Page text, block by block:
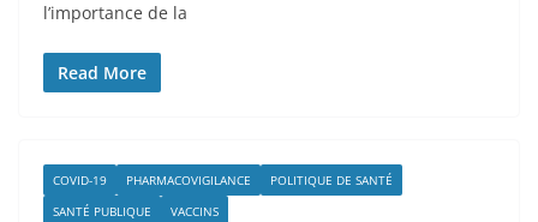
l’importance de la
Read More
COVID-19 PHARMACOVIGILANCE
POLITIQUE DE SANTÉ
SANTÉ PUBLIQUE
VACCINS